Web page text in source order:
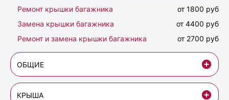
Ремонт крышки багажника
от 1800 руб
Замена крышки багажника
от 4400 руб
Ремонт и замена крышки багажника
от 2700 руб
ОБЩИЕ
КРЫША